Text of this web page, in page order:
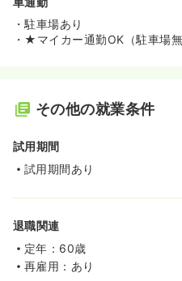
・駐車場あり
・★マイカー通勤OK（駐車場無
その他の就業条件
試用期間
試用期間あり
退職関連
定年：60歳
再雇用：あり